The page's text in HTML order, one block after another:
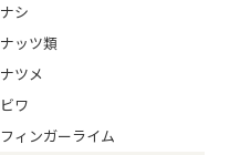
ナシ
ナッツ類
ナツメ
ビワ
フィンガーライム